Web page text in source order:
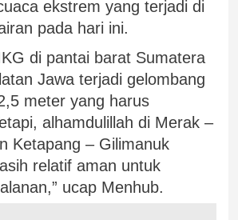
ekstrem yang terjadi di
pada hari ini.
di pantai barat Sumatera
Jawa terjadi gelombang
meter yang harus
alhamdulillah di Merak –
Ketapang – Gilimanuk
relatif aman untuk
ucap Menhub.